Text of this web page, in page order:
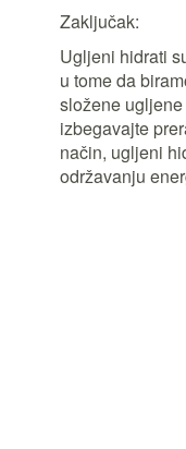
Zaključak:
Ugljeni hidrati
u tome da
složene
izbegavajte
način, ugljeni
održavanju